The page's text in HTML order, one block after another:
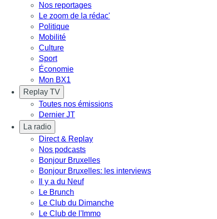
Nos reportages
Le zoom de la rédac'
Politique
Mobilité
Culture
Sport
Économie
Mon BX1
Replay TV
Toutes nos émissions
Dernier JT
La radio
Direct & Replay
Nos podcasts
Bonjour Bruxelles
Bonjour Bruxelles: les interviews
Il y a du Neuf
Le Brunch
Le Club du Dimanche
Le Club de l'Immo